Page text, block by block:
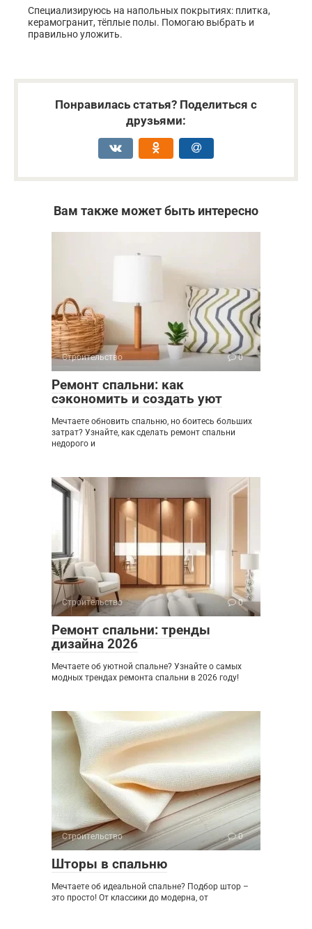
Специализируюсь на напольных покрытиях: плитка,
керамогранит, тёплые полы. Помогаю выбрать и
правильно уложить.
Понравилась статья? Поделиться с
друзьями:
Вам также может быть интересно
Строительство 0
Ремонт спальни: как
сэкономить и создать уют
Мечтаете обновить спальню, но боитесь больших
затрат? Узнайте, как сделать ремонт спальни
недорого и
Строительство 0
Ремонт спальни: тренды
дизайна 2026
Мечтаете об уютной спальне? Узнайте о самых
модных трендах ремонта спальни в 2026 году!
Строительство 0
Шторы в спальню
Мечтаете об идеальной спальне? Подбор штор –
это просто! От классики до модерна, от